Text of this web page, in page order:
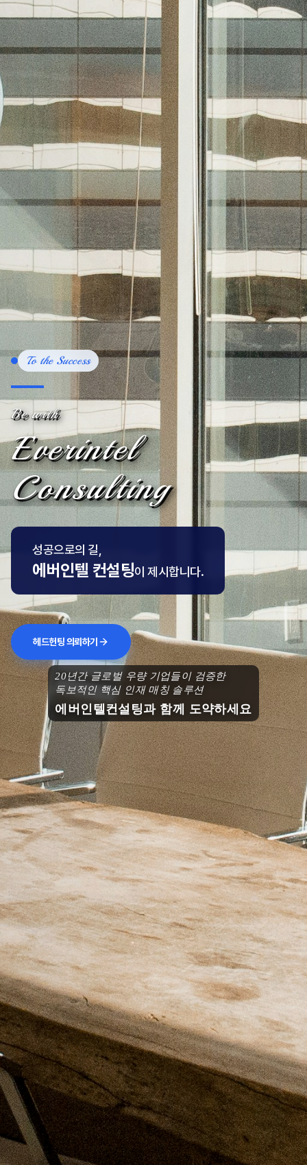
To the Success
Be with
Everintel
Consulting
성공으로의 길,
에버인텔 컨설팅이 제시합니다.
헤드헌팅 의뢰하기
20년간 글로벌 우량 기업들이 검증한
독보적인 핵심 인재 매칭 솔루션
에버인텔컨설팅과 함께 도약하세요